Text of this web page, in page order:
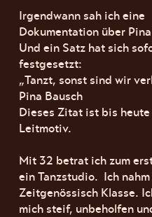
Irgendwann sah ich eine
Dokumentation über
Und ein Satz hat sich
festgesetzt:
„Tanzt, sonst sind wir
Pina Bausch
Dieses Zitat ist bis heute
Leitmotiv.
Mit 32 betrat ich zum
ein Tanzstudio. Ich
Zeitgenössisch Klasse.
mich steif, unbeholfen